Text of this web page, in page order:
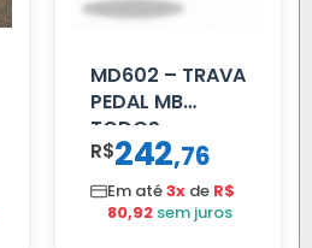
MD602 – TRAVA
PEDAL MB
TODOS
R$242,76
Em até3x de R$
80,92 sem juros